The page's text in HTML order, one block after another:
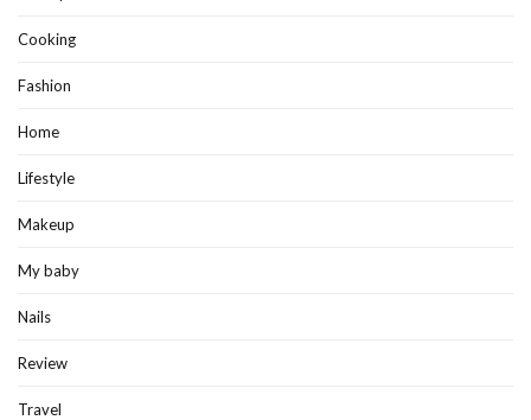
Cooking
Fashion
Home
Lifestyle
Makeup
My baby
Nails
Review
Travel